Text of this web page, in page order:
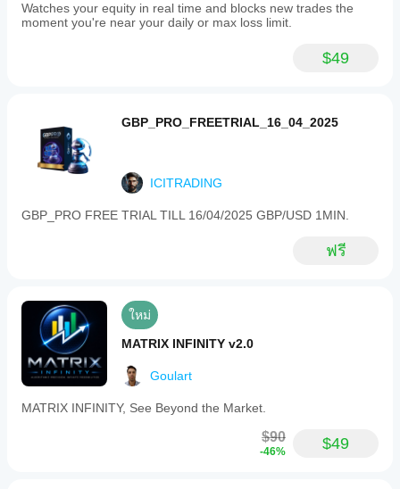
Watches your equity in real time and blocks new trades the
moment you're near your daily or max loss limit.
$49
GBP_PRO_FREETRIAL_16_04_2025
ICITRADING
GBP_PRO FREE TRIAL TILL 16/04/2025 GBP/USD 1MIN.
ฟรี
ใหม่
MATRIX INFINITY v2.0
Goulart
MATRIX INFINITY, See Beyond the Market.
$90
-46% $49